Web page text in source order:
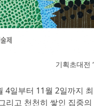
기획초대전
4일부터 11월 2일까지
리고 천천히 쌓인 집중